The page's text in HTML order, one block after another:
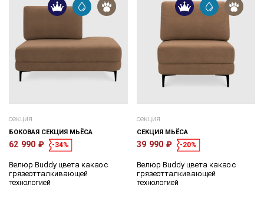
секция
БОКОВАЯ СЕКЦИЯ МЬЁСА
62 990 ₽ -34%
Велюр Buddy цвета какао с
грязеотталкивающей
технологией
секция
СЕКЦИЯ МЬЁСА
39 990 ₽ -20%
Велюр Buddy цвета какао с
грязеотталкивающей
технологией